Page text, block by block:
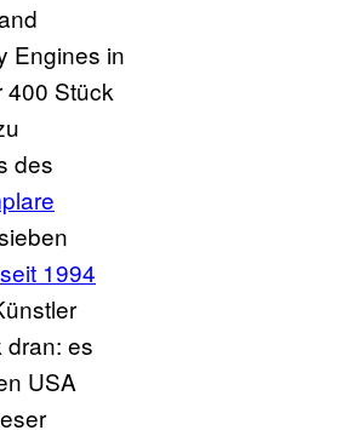
Engines in
400 Stück
des
seit 1994
es
USA